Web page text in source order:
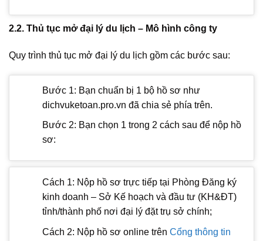
2.2. Thủ tục mở đại lý du lịch – Mô hình công ty
Quy trình thủ tục mở đại lý du lịch gồm các bước sau:
Bước 1: Bạn chuẩn bị 1 bộ hồ sơ như
dichvuketoan.pro.vn đã chia sẻ phía trên.
Bước 2: Bạn chọn 1 trong 2 cách sau để nộp hồ
sơ:
Cách 1: Nộp hồ sơ trực tiếp tại Phòng Đăng ký
kinh doanh – Sở Kế hoạch và đầu tư (KH&ĐT)
tỉnh/thành phố nơi đại lý đặt trụ sở chính;
Cách 2: Nộp hồ sơ online trên Cổng thông tin